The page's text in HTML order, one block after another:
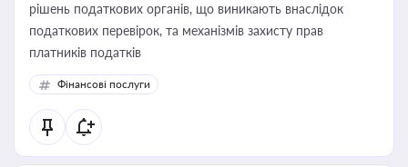
рішень податкових органів, що виникають внаслідок
податкових перевірок, та механізмів захисту прав
платників податків
Фінансові послуги